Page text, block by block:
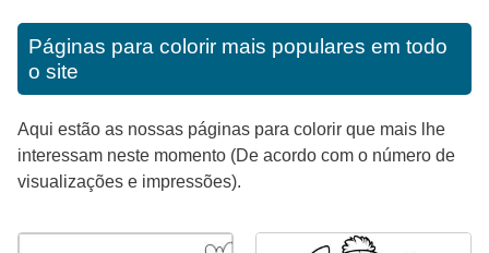
Páginas para colorir mais populares em todo
o site
Aqui estão as nossas páginas para colorir que mais lhe
interessam neste momento (De acordo com o número de
visualizações e impressões).